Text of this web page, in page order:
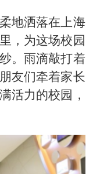
地洒落在上海
，为这场校园
。雨滴敲打着
友们牵着家长
活力的校园，